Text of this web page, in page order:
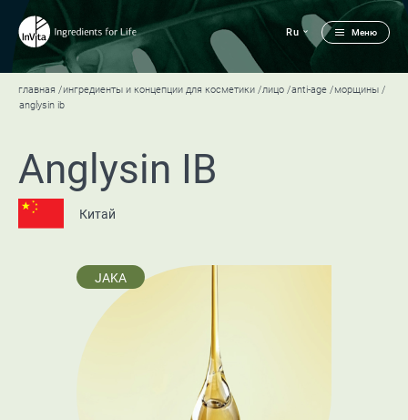
Меню
Ru
главная ингредиенты и концепции для косметики лицо anti-age
морщины
anglysin ib
Anglysin IB
Китай
JAKA